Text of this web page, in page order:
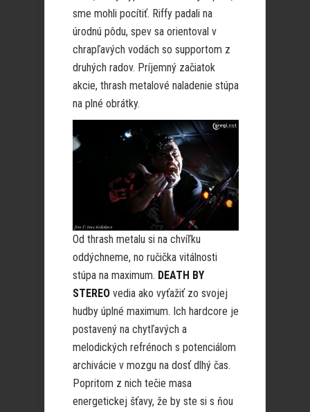
sme mohli pocítiť. Riffy padali na
úrodnú pôdu, spev sa orientoval v
chrapľavých vodách so supportom z
druhých radov. Príjemný začiatok
akcie, thrash metalové naladenie stúpa
na plné obrátky.
Od thrash metalu si na chvíľku
oddýchneme, no ručička vitálnosti
stúpa na maximum. DEATH BY
STEREO vedia ako vyťažiť zo svojej
hudby úplné maximum. Ich hardcore je
postavený na chytľavých a
melodických refrénoch s potenciálom
archivácie v mozgu na dosť dlhý čas.
Popritom z nich tečie masa
energetickej šťavy, že by ste si s ňou